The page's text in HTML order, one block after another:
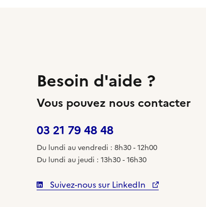
Besoin d'aide ?
Vous pouvez nous contacter
03 21 79 48 48
Du lundi au vendredi : 8h30 - 12h00
Du lundi au jeudi : 13h30 - 16h30
Suivez-nous sur LinkedIn